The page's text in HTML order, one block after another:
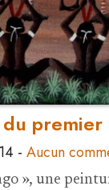
- Aucun
», une